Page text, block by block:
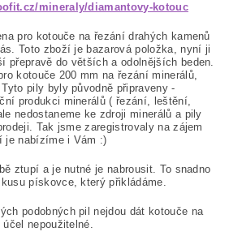
mineraly/diamantovy-kotouc
pro kotouče na řezání drahých kamenů
Toto zboží je bazarová položka, nyní ji
přepravě do větších a odolnějších beden.
kotouče 200 mm na řezání minerálů,
pily byly původně připraveny -
produkci minerálů ( řezání, leštění,
nedostaneme ke zdroji minerálů a pily
Tak jsme zaregistrovaly na zájem
je nabízíme i Vám :)
ztupí a je nutné je nabrousit. To snadno
pískovce, který přikládáme.
podobných pil nejdou dát kotouče na
nepoužitelné.